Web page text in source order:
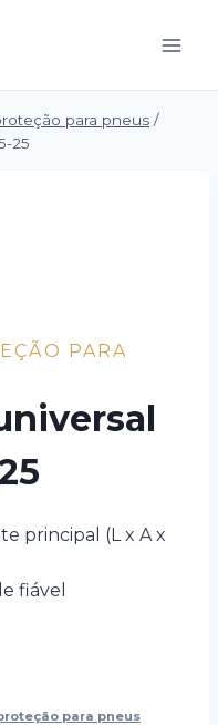
para pneus /
25
PARA
principal (L x A x
fiável
para pneus